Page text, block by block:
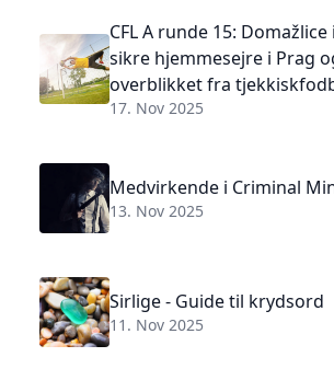
CFL A runde 15:
sikre hjemmesejre i Prag
overblikket fra
17. Nov 2025
Medvirkende i Criminal
13. Nov 2025
Sirlige - Guide til krydsord
11. Nov 2025